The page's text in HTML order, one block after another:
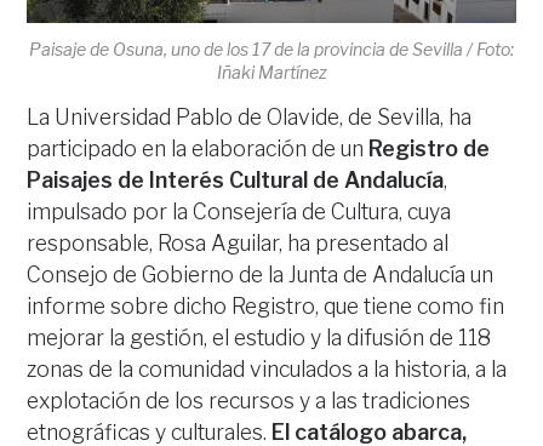
Paisaje de Osuna, uno de los 17 de la provincia de Sevilla / Foto:
Iñaki Martínez
La Universidad Pablo de Olavide, de Sevilla, ha
participado en la elaboración de un Registro de
Paisajes de Interés Cultural de Andalucía,
impulsado por la Consejería de Cultura, cuya
responsable, Rosa Aguilar, ha presentado al
Consejo de Gobierno de la Junta de Andalucía un
informe sobre dicho Registro, que tiene como fin
mejorar la gestión, el estudio y la difusión de 118
zonas de la comunidad vinculados a la historia, a la
explotación de los recursos y a las tradiciones
etnográficas y culturales. El catálogo abarca,